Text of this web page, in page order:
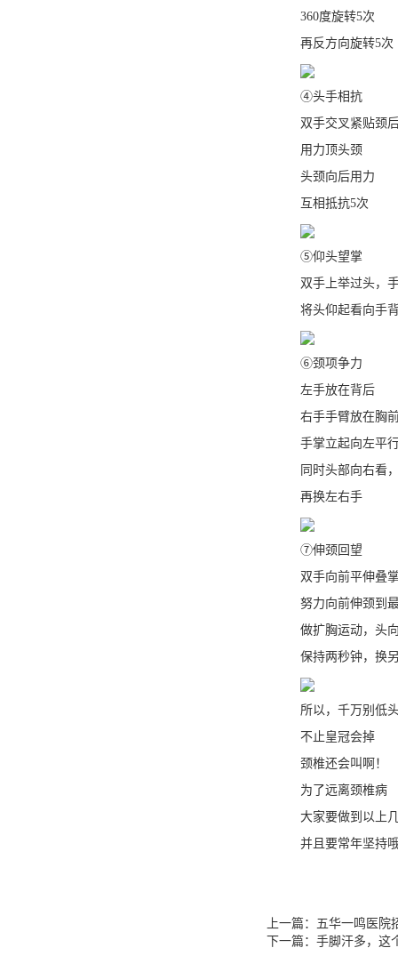
360度旋转5次
再反方向旋转5次
④头手相抗
双手交叉紧贴颈
用力顶头颈
头颈向后用力
互相抵抗5次
⑤仰头望掌
双手上举过头，手
将头仰起看向手背
⑥颈项争力
左手放在背后
右手手臂放在胸
手掌立起向左平
同时头部向右看，
再换左右手
⑦伸颈回望
双手向前平伸叠
努力向前伸颈到最
做扩胸运动，头向
保持两秒钟，换
所以，千万别低
不止皇冠会掉
颈椎还会叫啊！
为了远离颈椎病
大家要做到以上
并且要常年坚持
上一篇： 五华一鸣医院
下一篇： 手脚汗多，这